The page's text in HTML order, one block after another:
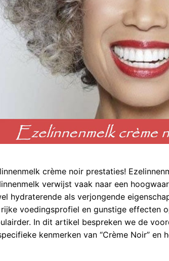
crème noir prestaties!
verwijst vaak naar een
hydraterende als verjongende
voedingsprofiel en gunstige effecten
In dit artikel bespreken we de
kenmerken van “Crème Noir” en